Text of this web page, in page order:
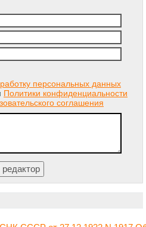
персональных данных
Политики конфиденциальности
соглашения